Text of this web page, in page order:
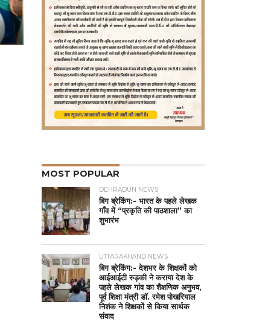
MOST POPULAR
DEHRADUN NEWS
बिग ब्रेकिंग:- भारत के पहले लेखक
गाँव में “प्रकृति की पाठशाला” का
शुभारंभ
UTTARAKHAND NEWS
बिग ब्रेकिंग:- देशभर के शिक्षकों को
आईआईटी रुड़की ने कराया देश के
पहले लेखक गांव का शैक्षणिक अनुभव,
पूर्व शिक्षा मंत्री डॉ. रमेश पोखरियाल
निशंक ने शिक्षकों से किया सार्थक
संवाद